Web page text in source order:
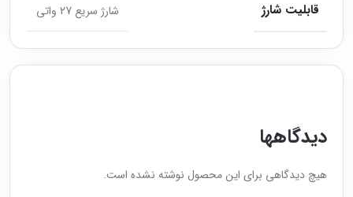
دیدگاهها
هیچ دیدگاهی برای این محصول نوشته نشده است.
قابلیت شارژ شارژ سریع 27 واتی